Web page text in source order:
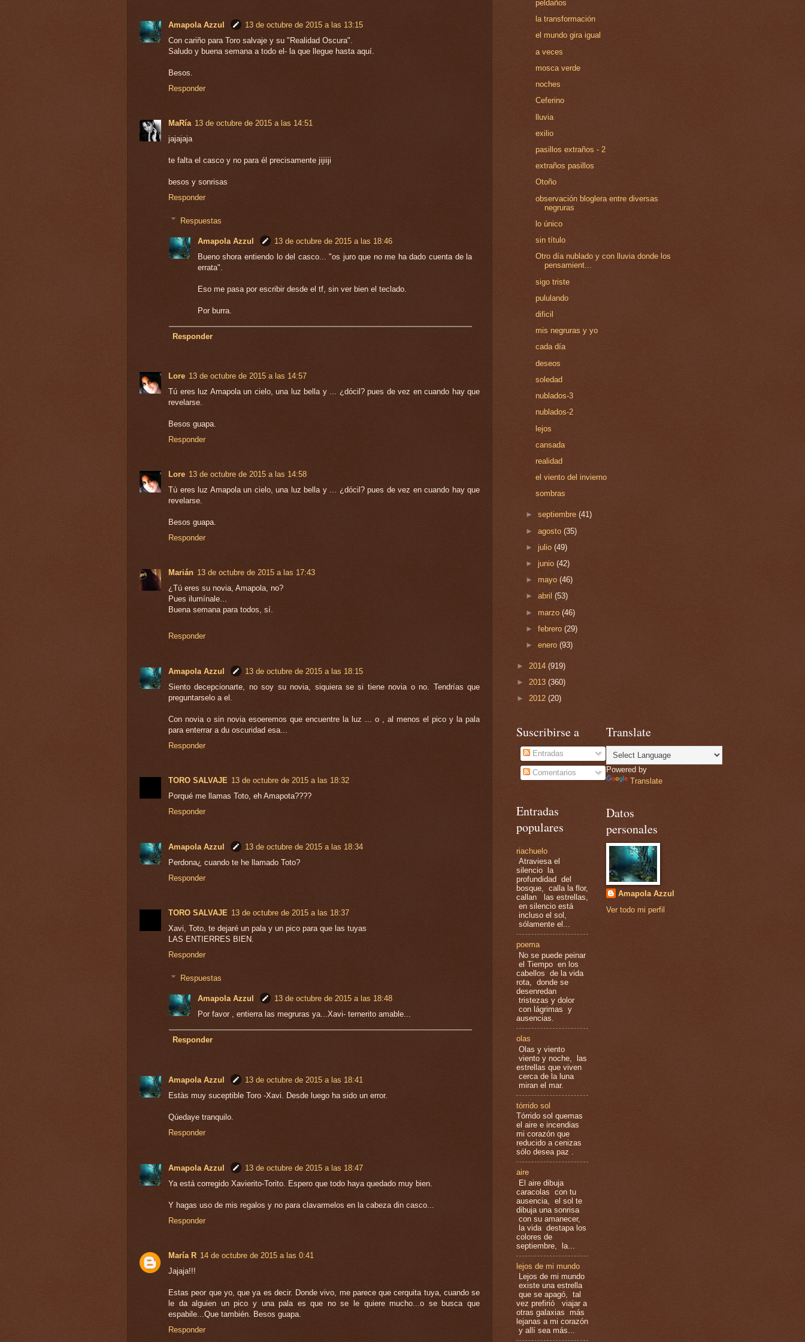
Amapola Azzul
13 de octubre de 2015 a las 13:15
Con cariño para Toro salvaje y su "Realidad Oscura".
Saludo y buena semana a todo el- la que llegue hasta aquí.
Besos.
Responder
MaRía 13 de octubre de 2015 a las 14:51
jajajaja
te falta el casco y no para él precisamente jijiiji
besos y sonrisas
Responder
Respuestas
Amapola Azzul
13 de octubre de 2015 a las 18:46
Bueno shora entiendo lo del casco... "os juro que no me ha dado cuenta de la
errata".
Eso me pasa por escribir desde el tf, sin ver bien el teclado.
Por burra.
Responder
Lore 13 de octubre de 2015 a las 14:57
Tú eres luz Amapola un cielo, una luz bella y ... ¿dócil? pues de vez en cuando hay que
revelarse.
Besos guapa.
Responder
Lore 13 de octubre de 2015 a las 14:58
Tú eres luz Amapola un cielo, una luz bella y ... ¿dócil? pues de vez en cuando hay que
revelarse.
Besos guapa.
Responder
Marián 13 de octubre de 2015 a las 17:43
¿Tú eres su novia, Amapola, no?
Pues ilumínale...
Buena semana para todos, sí.
Responder
Amapola Azzul
13 de octubre de 2015 a las 18:15
Siento decepcionarte, no soy su novia, siquiera se si tiene novia o no. Tendrías que
preguntarselo a el.
Con novia o sin novia esoeremos que encuentre la luz ... o , al menos el pico y la pala
para enterrar a du oscuridad esa...
Responder
TORO SALVAJE 13 de octubre de 2015 a las 18:32
Porqué me llamas Toto, eh Amapota????
Responder
Amapola Azzul
13 de octubre de 2015 a las 18:34
Perdona¿ cuando te he llamado Toto?
Responder
TORO SALVAJE 13 de octubre de 2015 a las 18:37
Xavi, Toto, te dejaré un pala y un pico para que las tuyas
LAS ENTIERRES BIEN.
Responder
Respuestas
Amapola Azzul
13 de octubre de 2015 a las 18:48
Por favor , entierra las megruras ya...Xavi- ternerito amable...
Responder
Amapola Azzul
13 de octubre de 2015 a las 18:41
Estàs muy suceptible Toro -Xavi. Desde luego ha sido un error.
Qúedaye tranquilo.
Responder
Amapola Azzul
13 de octubre de 2015 a las 18:47
Ya está corregido Xavierito-Torito. Espero que todo haya quedado muy bien.
Y hagas uso de mis regalos y no para clavarmelos en la cabeza din casco...
Responder
María R 14 de octubre de 2015 a las 0:41
Jajaja!!!
Estas peor que yo, que ya es decir. Donde vivo, me parece que cerquita tuya, cuando se
le da alguien un pico y una pala es que no se le quiere mucho...o se busca que
espabile...Que también. Besos guapa.
Responder
peldaños
la transformación
el mundo gira igual
a veces
mosca verde
noches
Ceferino
lluvia
exilio
pasillos extraños - 2
extraños pasillos
Otoño
observación bloglera entre diversas
negruras
lo único
sin título
Otro día nublado y con lluvia donde los
pensamient...
sigo triste
pululando
dificil
mis negruras y yo
cada día
deseos
soledad
nublados-3
nublados-2
lejos
cansada
realidad
el viento del invierno
sombras
►septiembre(41)
►agosto(35)
► julio(49)
► junio(42)
► mayo(46)
►abril(53)
►marzo(46)
►febrero(29)
►enero(93)
► 2014 (919)
► 2013 (360)
► 2012 (20)
Suscribirse a
Entradas
Comentarios
Entradas
populares
riachuelo
Atraviesa el
silencio la
profundidad del
bosque, calla la flor,
callan las estrellas,
en silencio está
incluso el sol,
sólamente el...
poema
No se puede peinar
el Tiempo en los
cabellos de la vida
rota, donde se
desenredan
tristezas y dolor
con lágrimas y
ausencias.
olas
Olas y viento
viento y noche, las
estrellas que viven
cerca de la luna
miran el mar.
tórrido sol
Tórrido sol quemas
el aire e incendias
mi corazón que
reducido a cenizas
sólo desea paz .
aire
El aire dibuja
caracolas con tu
ausencia, el sol te
dibuja una sonrisa
con su amanecer,
la vida destapa los
colores de
septiembre, la...
lejos de mi mundo
Lejos de mi mundo
existe una estrella
que se apagó, tal
vez prefirió viajar a
otras galaxias más
lejanas a mi corazón
y allí sea más...
Translate
Powered by
Translate
Datos
personales
Amapola Azzul
Ver todo mi perfil